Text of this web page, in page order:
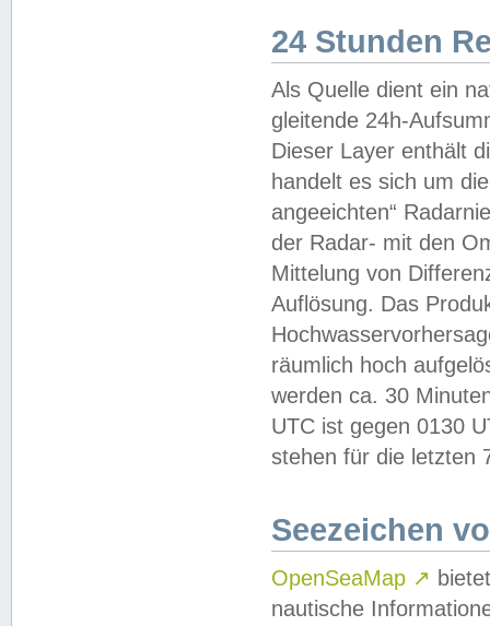
24 Stunden
Als Quelle dient ein
gleitende 24h-
Dieser Layer enthält
handelt es sich um
angeeichten“
der Radar- mit den
Mittelung von
Auflösung. Das
räumlich hoch
werden ca. 30
UTC ist gegen 0130
stehen für die letzten
Seezeichen
OpenSeaMap ↗
nautische